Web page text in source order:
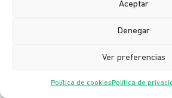
Aceptar
Denegar
Ver preferencias
Política de cookies Política de
Canal ético